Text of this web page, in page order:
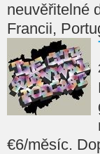
neuvěřitelné
Francii,
€6/měsíc.